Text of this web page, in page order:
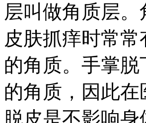
层叫做角质层
皮肤抓痒时常
的角质。手掌
的角质，因此
脱皮是不影响